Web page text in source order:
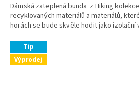
Dámská zateplená bunda z Hiking
recyklovaných materiálů a materiálů,
horách se bude skvěle hodit jako izolační
Tip
Výprodej